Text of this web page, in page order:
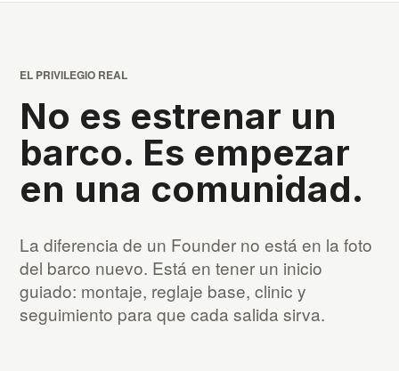
EL PRIVILEGIO REAL
No es estrenar un
barco. Es empezar
en una comunidad.
La diferencia de un Founder no está en la foto
del barco nuevo. Está en tener un inicio
guiado: montaje, reglaje base, clinic y
seguimiento para que cada salida sirva.